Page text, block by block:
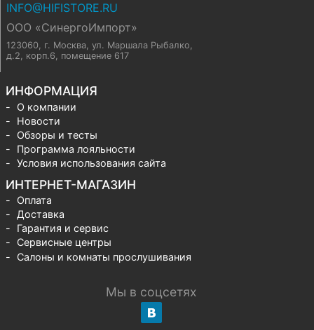
INFO@HIFISTORE.RU
ООО «СинергоИмпорт»
123060, г. Москва, ул. Маршала Рыбалко,
д.2, корп.6, помещение 617
ИНФОРМАЦИЯ
О компании
Новости
Обзоры и тесты
Программа лояльности
Условия использования сайта
ИНТЕРНЕТ-МАГАЗИН
Оплата
Доставка
Гарантия и сервис
Сервисные центры
Салоны и комнаты прослушивания
Мы в соцсетях